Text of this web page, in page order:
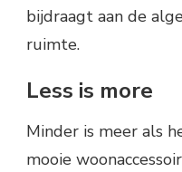
bijdraagt aan de
ruimte.
Less is more
Minder is meer als
mooie